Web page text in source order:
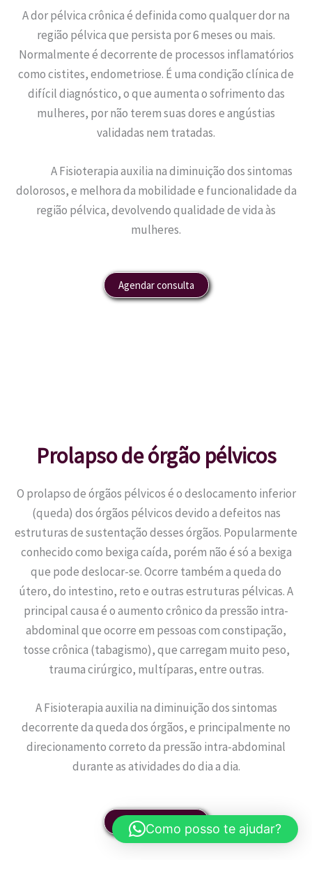
A dor pélvica crônica é definida como qualquer dor na
região pélvica que persista por 6 meses ou mais.
Normalmente é decorrente de processos inflamatórios
como cistites, endometriose. É uma condição clínica de
difícil diagnóstico, o que aumenta o sofrimento das
mulheres, por não terem suas dores e angústias
validadas nem tratadas.
A Fisioterapia auxilia na diminuição dos sintomas
dolorosos, e melhora da mobilidade e funcionalidade da
região pélvica, devolvendo qualidade de vida às
mulheres.
Agendar consulta
Prolapso de órgão pélvicos
O prolapso de órgãos pélvicos é o deslocamento inferior
(queda) dos órgãos pélvicos devido a defeitos nas
estruturas de sustentação desses órgãos. Popularmente
conhecido como bexiga caída, porém não é só a bexiga
que pode deslocar-se. Ocorre também a queda do
útero, do intestino, reto e outras estruturas pélvicas. A
principal causa é o aumento crônico da pressão intra-
abdominal que ocorre em pessoas com constipação,
tosse crônica (tabagismo), que carregam muito peso,
trauma cirúrgico, multíparas, entre outras.
A Fisioterapia auxilia na diminuição dos sintomas
decorrente da queda dos órgãos, e principalmente no
direcionamento correto da pressão intra-abdominal
durante as atividades do dia a dia.
Agendar consulta
Como posso te ajudar?